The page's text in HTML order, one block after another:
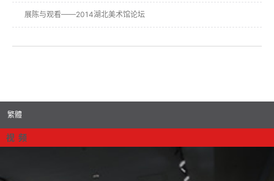
展陈与观看——2014湖北美术馆论坛
繁體
视 频